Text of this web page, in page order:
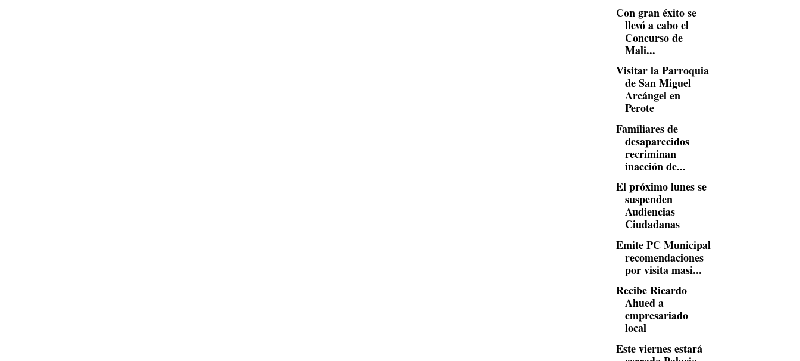
Con gran éxito se
llevó a cabo el
Concurso de
Mali...
Visitar la Parroquia
de San Miguel
Arcángel en
Perote
Familiares de
desaparecidos
recriminan
inacción de...
El próximo lunes se
suspenden
Audiencias
Ciudadanas
Emite PC Municipal
recomendaciones
por visita masi...
Recibe Ricardo
Ahued a
empresariado
local
Este viernes estará